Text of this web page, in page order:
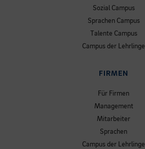
Sozial Campus
Sprachen Campus
Talente Campus
Campus der Lehrlinge
FIRMEN
Für Firmen
Management
Mitarbeiter
Sprachen
Campus der Lehrlinge